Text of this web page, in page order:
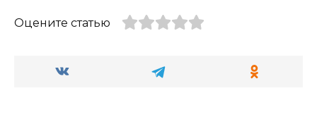
Оцените статью